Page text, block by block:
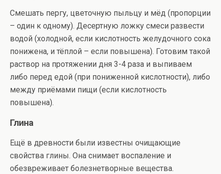
Смешать пергу, цветочную пыльцу и мёд (пропорции
– один к одному). Десертную ложку смеси развести
водой (холодной, если кислотность желудочного сока
понижена, и тёплой – если повышена). Готовим такой
раствор на протяжении дня 3-4 раза и выпиваем
либо перед едой (при пониженной кислотности), либо
между приёмами пищи (если кислотность
повышена).
Глина
Ещё в древности были известны очищающие
свойства глины. Она снимает воспаление и
обезвреживает болезнетворные вещества.